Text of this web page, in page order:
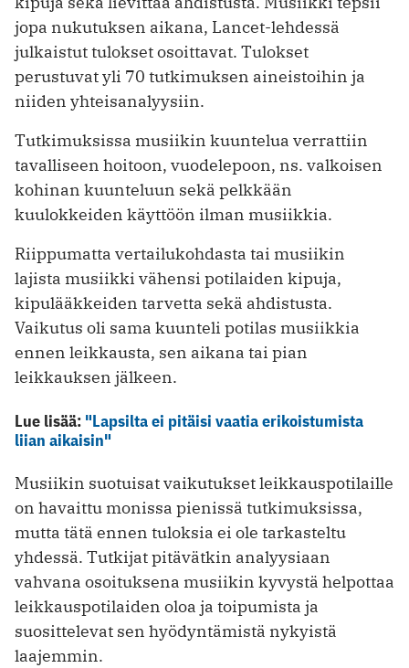
jopa nukutuksen aikana, Lancet-lehdessä
julkaistut tulokset osoittavat. Tulokset
perustuvat yli 70 tutkimuksen aineistoihin ja
niiden yhteisanalyysiin.
Tutkimuksissa musiikin kuuntelua verrattiin
tavalliseen hoitoon, vuodelepoon, ns. valkoisen
kohinan kuunteluun sekä pelkkään
kuulokkeiden käyttöön ilman musiikkia.
Riippumatta vertailukohdasta tai musiikin
lajista musiikki vähensi potilaiden kipuja,
kipulääkkeiden tarvetta sekä ahdistusta.
Vaikutus oli sama kuunteli potilas musiikkia
ennen leikkausta, sen aikana tai pian
leikkauksen jälkeen.
Lue lisää: "Lapsilta ei pitäisi vaatia erikoistumista
liian aikaisin"
Musiikin suotuisat vaikutukset leikkauspotilaille
on havaittu monissa pienissä tutkimuksissa,
mutta tätä ennen tuloksia ei ole tarkasteltu
yhdessä. Tutkijat pitävätkin analyysiaan
vahvana osoituksena musiikin kyvystä helpottaa
leikkauspotilaiden oloa ja toipumista ja
suosittelevat sen hyödyntämistä nykyistä
laajemmin.